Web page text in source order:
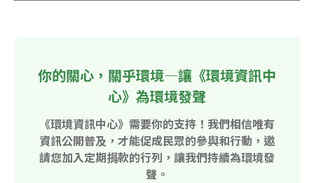
你的關心，關乎環境—讓《環境資訊中
心》為環境發聲
《環境資訊中心》需要你的支持！我們相信唯有
資訊公開普及，才能促成民眾的參與和行動，邀
請您加入定期捐款的行列，讓我們持續為環境發
聲。